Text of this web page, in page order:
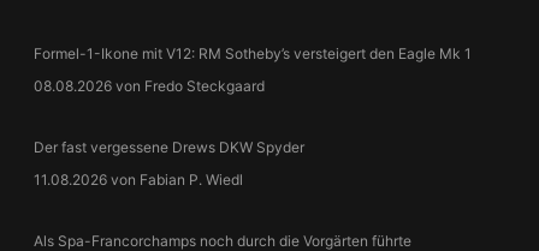
Formel-1-Ikone mit V12: RM Sotheby’s versteigert den Eagle Mk 1
08.08.2026 von Fredo Steckgaard
Der fast vergessene Drews DKW Spyder
11.08.2026 von Fabian P. Wiedl
Als Spa-Francorchamps noch durch die Vorgärten führte